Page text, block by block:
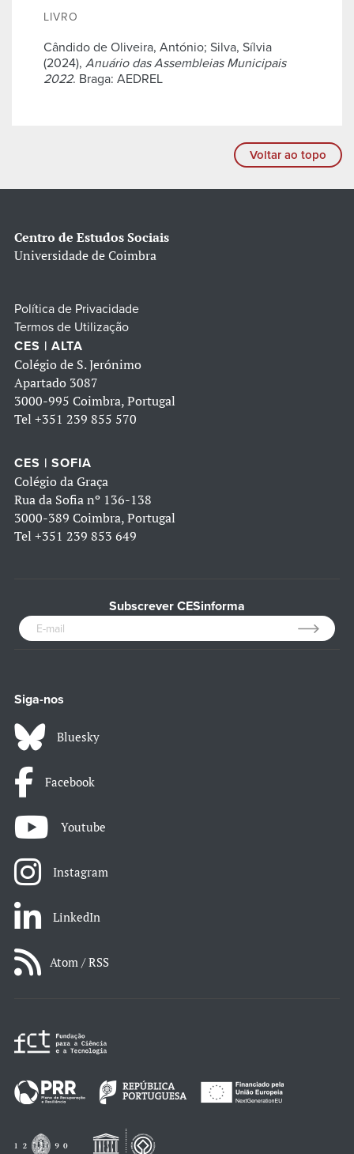
LIVRO
Cândido de Oliveira, António; Silva, Sílvia
(2024), Anuário das Assembleias Municipais
2022. Braga: AEDREL
Voltar ao topo
Centro de Estudos Sociais
Universidade de Coimbra
Política de Privacidade
Termos de Utilização
CES | ALTA
Colégio de S. Jerónimo
Apartado 3087
3000-995 Coimbra, Portugal
Tel +351 239 855 570
CES | SOFIA
Colégio da Graça
Rua da Sofia nº 136-138
3000-389 Coimbra, Portugal
Tel +351 239 853 649
Subscrever CESinforma
Siga-nos
Bluesky
Facebook
Youtube
Instagram
LinkedIn
Atom / RSS